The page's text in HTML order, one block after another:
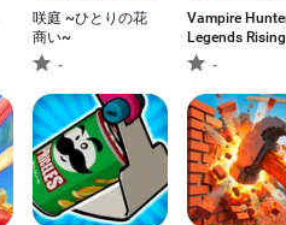
咲庭 ~ひとりの花
商い~
-
Vampire
Legends Rising
-